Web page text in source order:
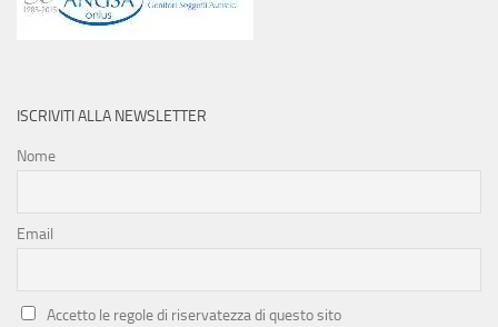
ISCRIVITI ALLA NEWSLETTER
Nome
Email
Accetto le regole di riservatezza di questo sito